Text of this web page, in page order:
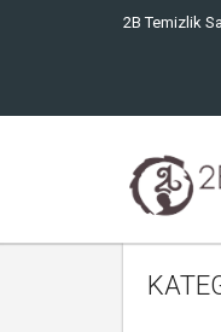
2B Temizlik